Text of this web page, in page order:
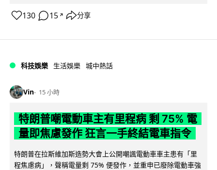
130 15 ↗ 分享
科技娛樂 生活娛樂 城中熱話
Vin 15 小時
特朗普嘲電動車主有里程病 剩 75% 電
量即焦慮發作 狂言一手終結電車指令
特朗普在拉斯維加斯造勢大會上公開嘲諷電動車車主患有「里
程焦慮病」，聲稱電量剩 75% 便發作，並重申已廢除電動車強